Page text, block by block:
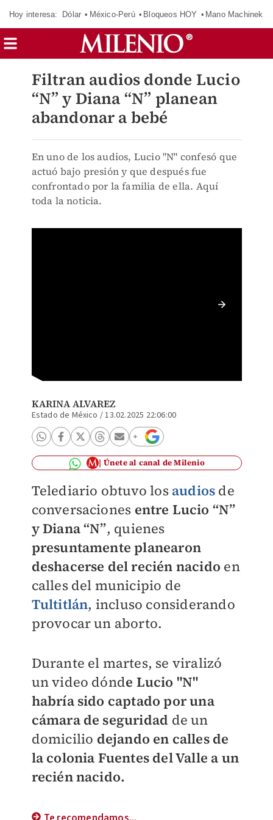
Hoy interesa: Dólar México-Perú Bloqueos HOY Mano Machinek
Filtran audios donde Lucio
“N” y Diana “N” planean
abandonar a bebé
En uno de los audios, Lucio "N" confesó que
actuó bajo presión y que después fue
confrontado por la familia de ella. Aquí
toda la noticia.
KARINA ALVAREZ
Estado de México /13.02.2025 22:06:00
Únete al canal de Milenio
Telediario obtuvo los audios de
conversaciones entre Lucio “N”
y Diana “N”, quienes
presuntamente planearon
deshacerse del recién nacido en
calles del municipio de
Tultitlán, incluso considerando
provocar un aborto.
Durante el martes, se viralizó
un video dónde Lucio "N"
habría sido captado por una
cámara de seguridad de un
domicilio dejando en calles de
la colonia Fuentes del Valle a un
recién nacido.